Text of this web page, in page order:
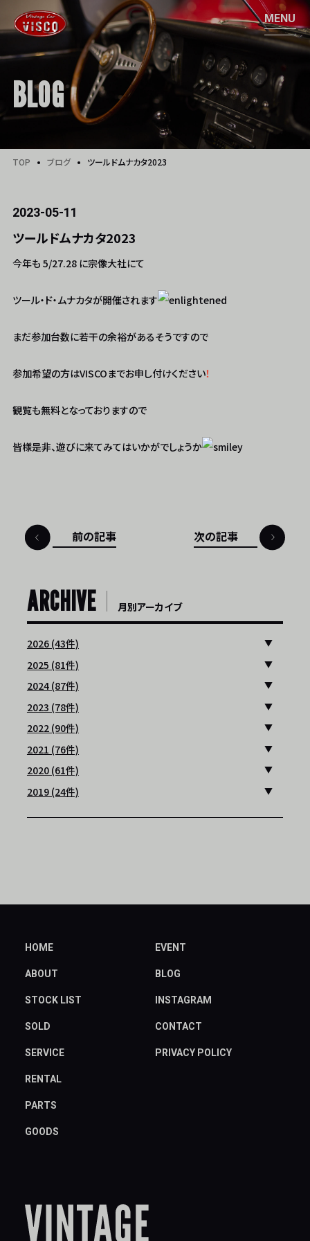
BLOG
TOP ブログ ツールドムナカタ2023
2023-05-11
ツールドムナカタ2023
今年も 5/27.28 に宗像大社にて
ツール・ド・ムナカタが開催されます
まだ参加台数に若干の余裕があるそうですので
参加希望の方はVISCOまでお申し付けください！
観覧も無料となっておりますので
皆様是非、遊びに来てみてはいかがでしょうか
前の記事 次の記事
ARCHIVE 月別アーカイブ
2026 (43件)
2025 (81件)
2024 (87件)
2023 (78件)
2022 (90件)
2021 (76件)
2020 (61件)
2019 (24件)
HOME
ABOUT
STOCK LIST
SOLD
SERVICE
RENTAL
PARTS
GOODS
EVENT
BLOG
INSTAGRAM
CONTACT
PRIVACY POLICY